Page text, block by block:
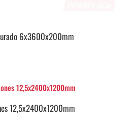
6x3600x200mm
12,5x2400x1200mm